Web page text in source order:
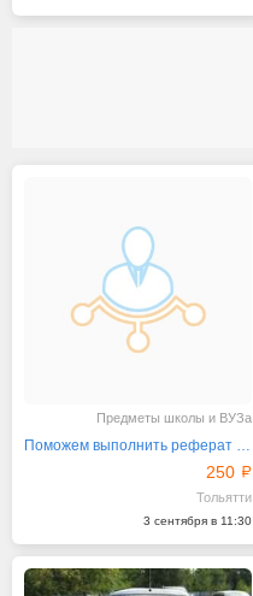
Предметы школы и ВУЗа
Поможем выполнить реферат в Тольятти
250
Тольятти
3 сентября в 11:30